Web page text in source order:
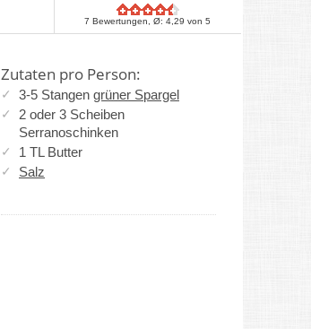
7 Bewertungen, Ø:4,29 von 5
Zutaten pro Person:
3-5 Stangen grüner Spargel
2 oder 3 Scheiben
Serranoschinken
1 TL Butter
Salz